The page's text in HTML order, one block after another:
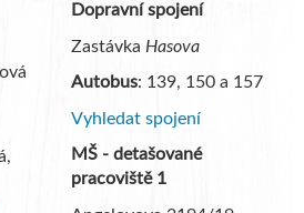
Dopravní spojení
Zastávka Hasova
Autobus: 139, 150 a 157
Vyhledat spojení
MŠ - detašované
pracoviště 1